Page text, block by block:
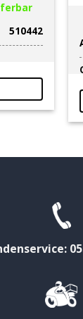
510442